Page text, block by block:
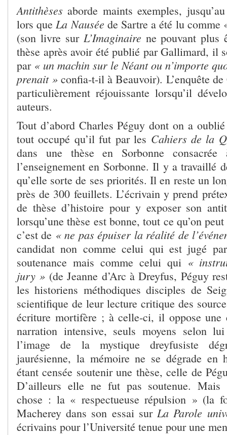
Antithèses aborde maints exemples,
lors queLa Nausée de Sartre a été lu comme
(son livre sur L’Imaginaire ne pouvant plus
thèse après avoir été publié par Gallimard, il
par « un machin sur le Néant ou n’importe
prenait » confia-t-il à Beauvoir). L’enquête
particulièrement réjouissante lorsqu’il
auteurs.
Tout d’abord Charles Péguy dont on a
tout occupé qu’il fut par les Cahiers de la
dans une thèse en Sorbonne
l’enseignement en Sorbonne. Il y a travaillé
qu’elle sorte de ses priorités. Il en reste un
près de 300 feuillets. L’écrivain y prend
de thèse d’histoire pour y exposer son
lorsqu’une thèse est bonne, tout ce qu’on
c’est de « ne pas épuiser la réalité de
candidat non comme celui qui est jugé
soutenance mais comme celui qui «
jury » (de Jeanne d’Arc à Dreyfus, Péguy
les historiens méthodiques disciples de
scientifique de leur lecture critique des
écriture mortifère ; à celle-ci, il oppose une
narration intensive, seuls moyens selon
l’image de la mystique dreyfusiste
jaurésienne, la mémoire ne se dégrade
étant censée soutenir une thèse, celle de
D’ailleurs elle ne fut pas soutenue.
chose : la « respectueuse répulsion » (la
Macherey dans son essai surLa Parole
écrivains pour l’Université tenue pour une